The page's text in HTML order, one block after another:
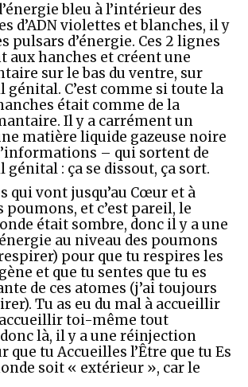
bleu à l’intérieur des
d’ADN violettes et blanches, il y
pulsars d’énergie. Ces 2 lignes
aux hanches et créent une
sur le bas du ventre, sur
génital. C’est comme si toute la
était comme de la
Il y a carrément un
matière liquide gazeuse noire
– qui sortent de
génital : ça se dissout, ça sort.
qui vont jusqu’au Cœur et à
poumons, et c’est pareil, le
était sombre, donc il y a une
au niveau des poumons
pour que tu respires les
et que tu sentes que tu es
de ces atomes (j’ai toujours
Tu as eu du mal à accueillir
toi-même tout
là, il y a une réinjection
que tu Accueilles l’Être que tu Es
soit « extérieur », car le